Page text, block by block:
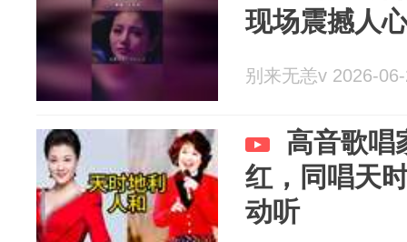
现场震撼人
别来无恙v 2026-
高音歌唱
红，同唱天
动听